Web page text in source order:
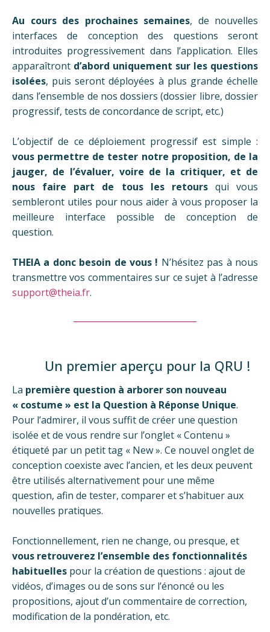
Au cours des prochaines semaines, de nouvelles
interfaces de conception des questions seront
introduites progressivement dans l’application. Elles
apparaîtront d’abord uniquement sur les questions
isolées, puis seront déployées à plus grande échelle
dans l’ensemble de nos dossiers (dossier libre, dossier
progressif, tests de concordance de script, etc.)
L’objectif de ce déploiement progressif est simple :
vous permettre de tester notre proposition, de la
jauger, de l’évaluer, voire de la critiquer, et de
nous faire part de tous les retoursqui vous
sembleront utiles pour nous aider à vous proposer la
meilleure interface possible de conception de
question.
THEIA a donc besoin de vous ! N’hésitez pas à nous
transmettre vos commentaires sur ce sujet à l’adresse
support@theia.fr.
Un premier aperçu pour la QRU !
La première question à arborer son nouveau
« costume » est la Question à Réponse Unique.
Pour l’admirer, il vous suffit de créer une question
isolée et de vous rendre sur l’onglet « Contenu »
étiqueté par un petit tag « New ». Ce nouvel onglet de
conception coexiste avec l’ancien, et les deux peuvent
être utilisés alternativement pour une même
question, afin de tester, comparer et s’habituer aux
nouvelles pratiques.
Fonctionnellement, rien ne change, ou presque, et
vous retrouverez l’ensemble des fonctionnalités
habituelles pour la création de questions : ajout de
vidéos, d’images ou de sons sur l’énoncé ou les
propositions, ajout d’un commentaire de correction,
modification de la pondération, etc.